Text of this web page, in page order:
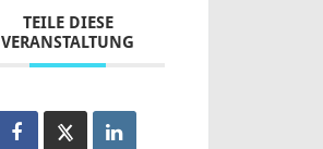
TEILE DIESE
VERANSTALTUNG